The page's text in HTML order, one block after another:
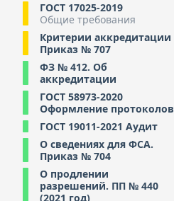
ГОСТ 17025-2019
Общие требования
Критерии аккредитации
Приказ № 707
ФЗ № 412. Об
аккредитации
ГОСТ 58973-2020
Оформление протоколов
ГОСТ 19011-2021 Аудит
О сведениях для ФСА.
Приказ № 704
О продлении
разрешений. ПП № 440
(2021 год)